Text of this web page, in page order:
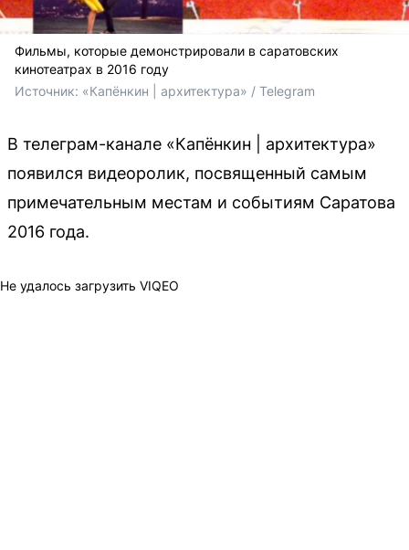
Фильмы, которые демонстрировали в саратовских
кинотеатрах в 2016 году
Источник: «Капёнкин | архитектура» / Telegram
В телеграм-канале «Капёнкин | архитектура»
появился видеоролик, посвященный самым
примечательным местам и событиям Саратова
2016 года.
Не удалось загрузить VIQEO